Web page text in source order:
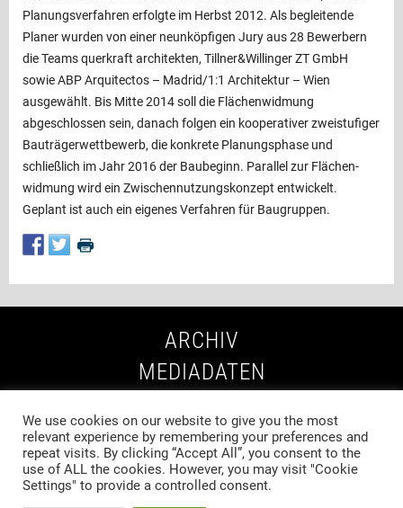
Planungs­verfahren erfolgte im Herbst 2012. Als begleitende
Planer wurden von einer neunköpfigen Jury aus 28 Bewerbern
die Teams querkraft architekten, Tillner&Willinger ZT GmbH
sowie ABP Arquitectos – Madrid/1:1 Architektur – Wien
ausgewählt. Bis Mitte 2014 soll die Flächenwidmung
abgeschlossen sein, danach folgen ein kooperativer zwei­stufiger
Bauträgerwettbewerb, die konkrete Planungsphase und
schließlich im Jahr 2016 der Baubeginn. Parallel zur Flächen­
widmung wird ein Zwischennutzungskonzept entwickelt.
Geplant ist auch ein eigenes Verfahren für Baugruppen.
ARCHIV
MEDIADATEN
DATENSCHUTZ
© 2022 IMMOBILIEN-WIRTSCHAFT
DAS MAGAZIN FÜR IMMOBILIENPROFIS
We use cookies on our website to give you the most
relevant experience by remembering your preferences and
repeat visits. By clicking “Accept All”, you consent to the
use of ALL the cookies. However, you may visit "Cookie
Settings" to provide a controlled consent.